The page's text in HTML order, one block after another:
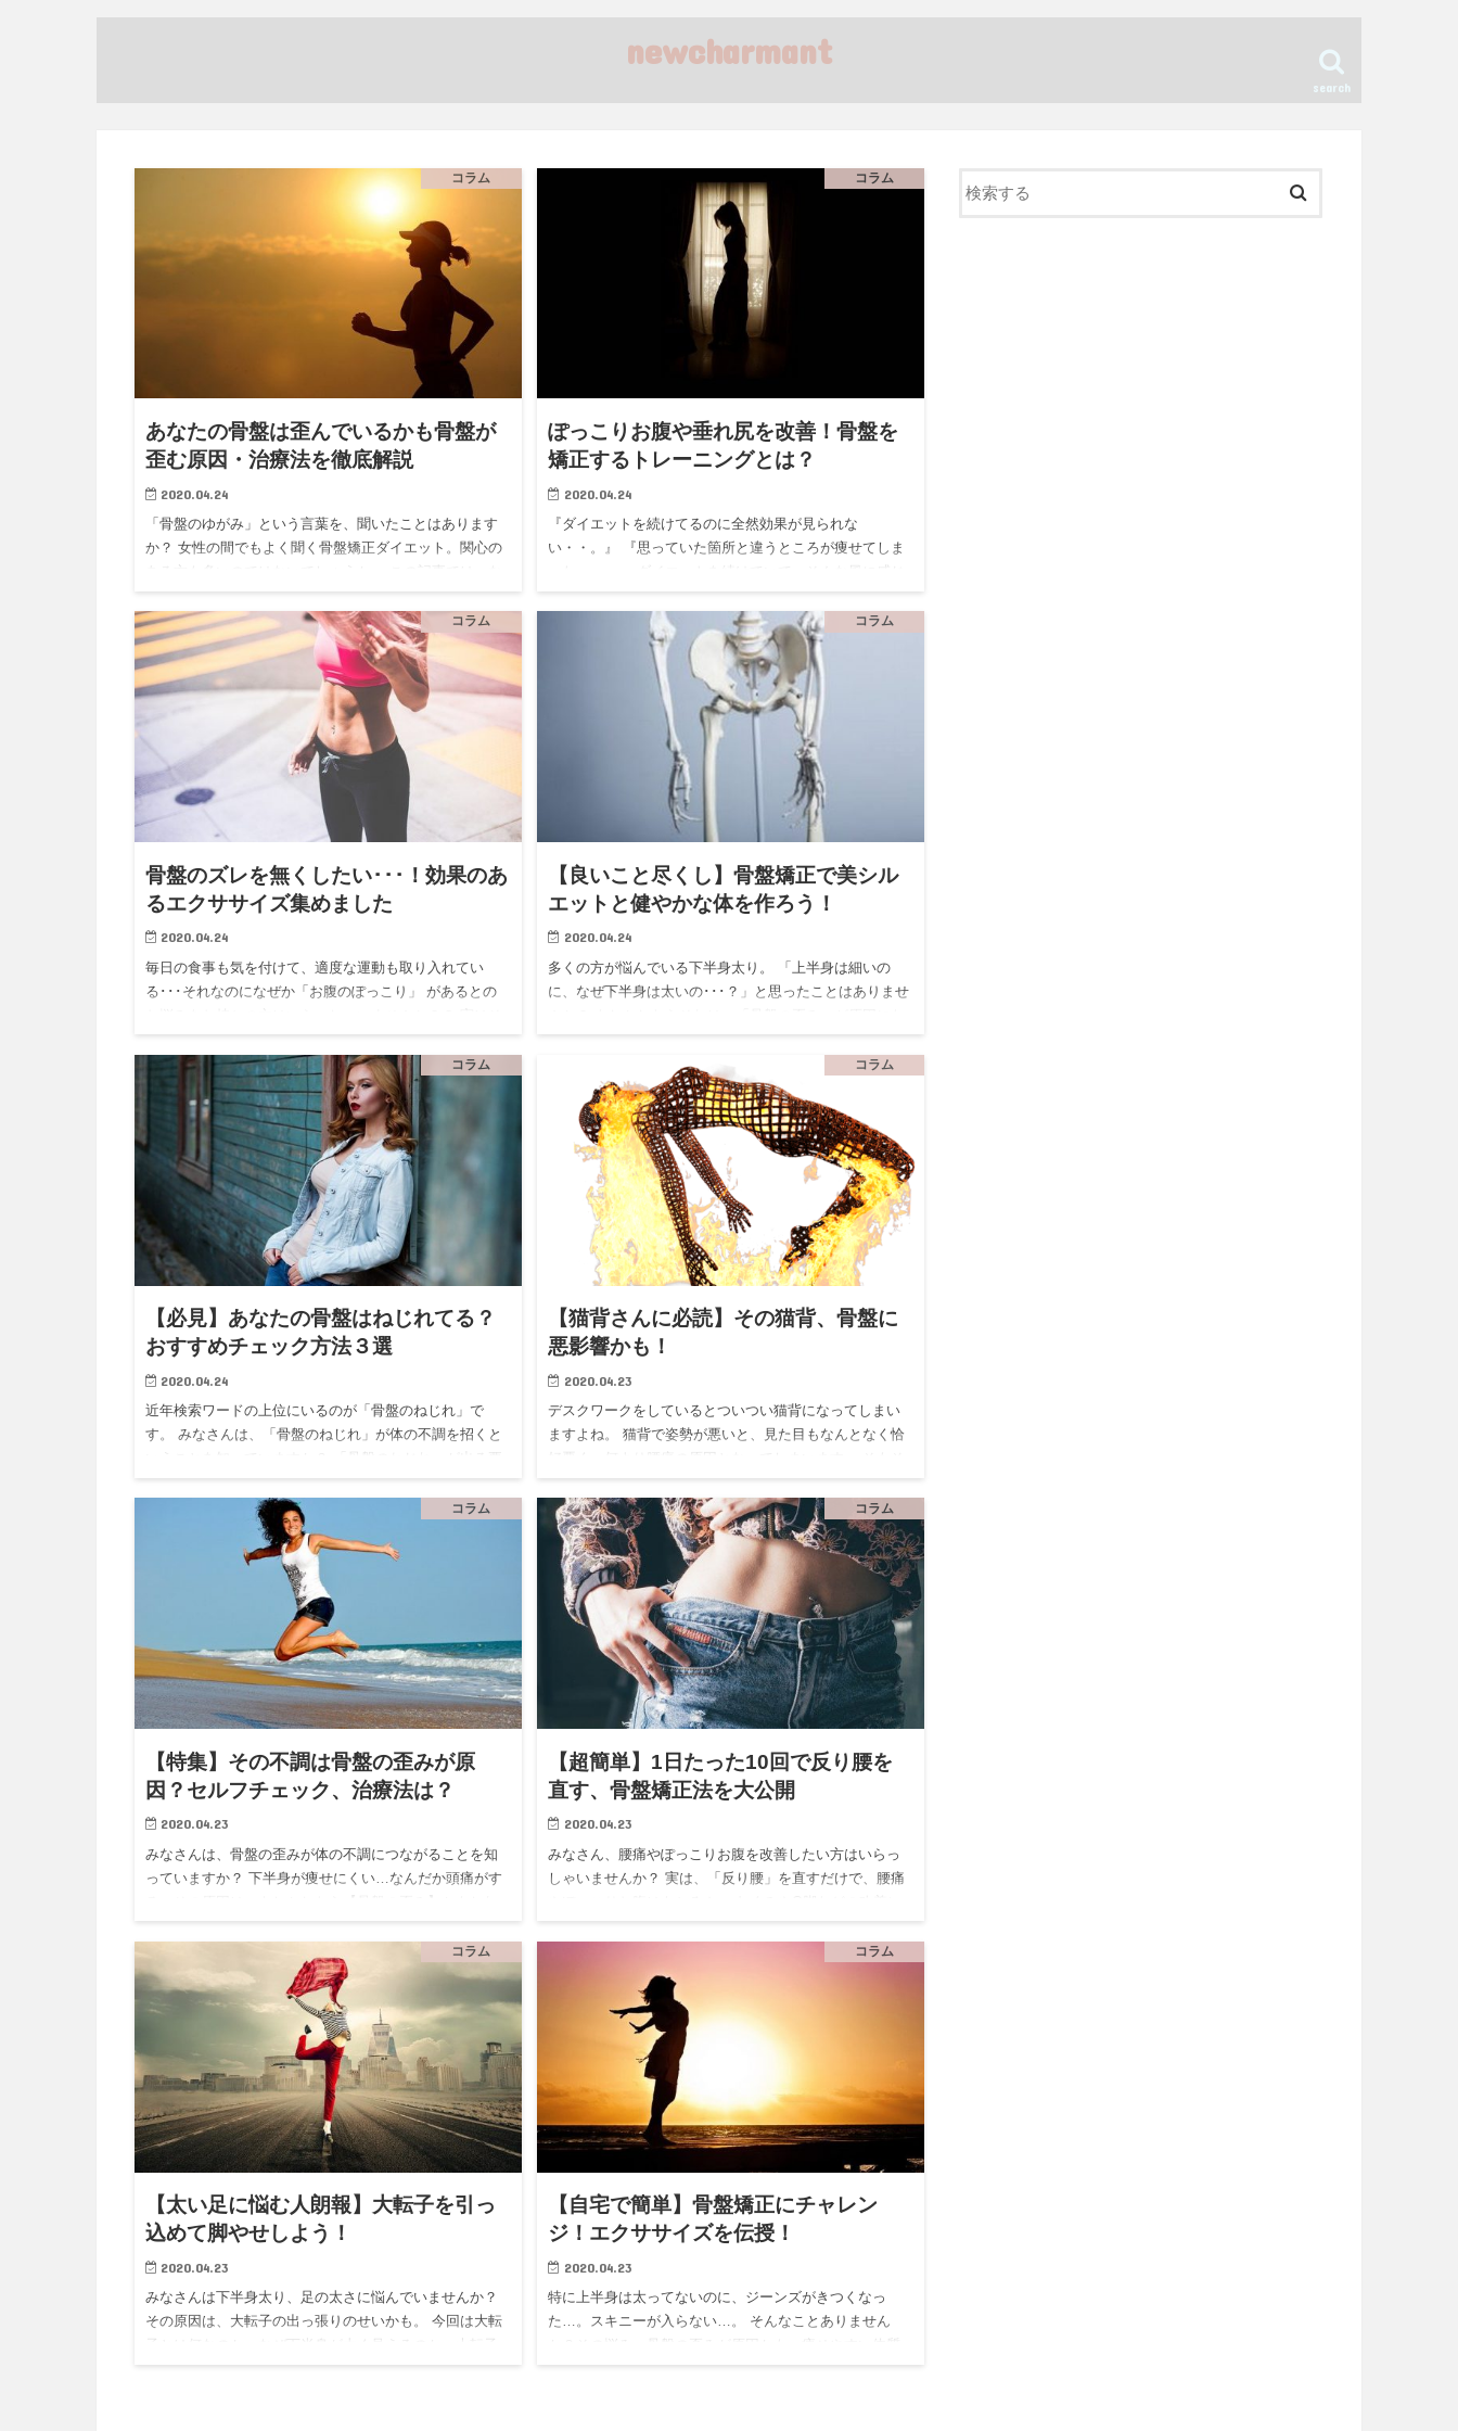
newcharmant
search
コラム
あなたの骨盤は歪んでいるかも骨盤が
歪む原因・治療法を徹底解説
2020.04.24
「骨盤のゆがみ」という言葉を、聞いたことはあります
か？ 女性の間でもよく聞く骨盤矯正ダイエット。関心の
かを解説します。…
コラム
ぽっこりお腹や垂れ尻を改善！骨盤を
矯正するトレーニングとは？
2020.04.24
『ダイエットを続けてるのに全然効果が見られな
い・・。』 『思っていた箇所と違うところが痩せてしま
らなのかもしれません…
コラム
骨盤のズレを無くしたい･･･！効果のあ
るエクササイズ集めました
2020.04.24
毎日の食事も気を付けて、適度な運動も取り入れてい
る･･･それなのになぜか「お腹のぽっこり」 があるとの
介したいのは骨…
コラム
【良いこと尽くし】骨盤矯正で美シル
エットと健やかな体を作ろう！
2020.04.24
多くの方が悩んでいる下半身太り。 「上半身は細いの
に、なぜ下半身は太いの･･･？」と思ったことはありませ
コラム
【必見】あなたの骨盤はねじれてる？
おすすめチェック方法３選
2020.04.24
近年検索ワードの上位にいるのが「骨盤のねじれ」で
す。 みなさんは、「骨盤のねじれ」が体の不調を招くと
勢の悪さなどの生活…
コラム
【猫背さんに必読】その猫背、骨盤に
悪影響かも！
2020.04.23
デスクワークをしているとついつい猫背になってしまい
ますよね。 猫背で姿勢が悪いと、見た目もなんとなく恰
き出した姿勢です…
コラム
【特集】その不調は骨盤の歪みが原
因？セルフチェック、治療法は？
2020.04.23
みなさんは、骨盤の歪みが体の不調につながることを知
っていますか？ 下半身が痩せにくい…なんだか頭痛がす
コラム
【超簡単】1日たった10回で反り腰を
直す、骨盤矯正法を大公開
2020.04.23
みなさん、腰痛やぽっこりお腹を改善したい方はいらっ
しゃいませんか？ 実は、「反り腰」を直すだけで、腰痛
コラム
【太い足に悩む人朗報】大転子を引っ
込めて脚やせしよう！
2020.04.23
みなさんは下半身太り、足の太さに悩んでいませんか？
その原因は、大転子の出っ張りのせいかも。 今回は大転
コラム
【自宅で簡単】骨盤矯正にチャレン
ジ！エクササイズを伝授！
2020.04.23
特に上半身は太ってないのに、ジーンズがきつくなっ
た…。スキニーが入らない…。 そんなことありません